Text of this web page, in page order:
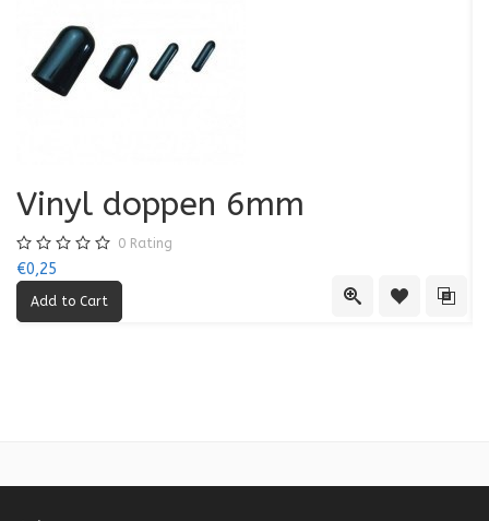
Quick ViewAdd to Add
Vinyl doppen 6mm
0 Rating
€0,25